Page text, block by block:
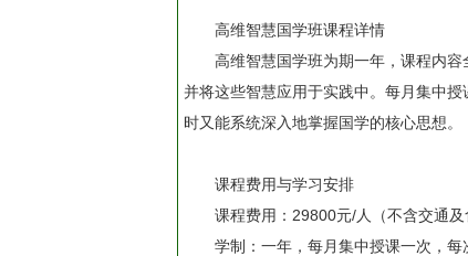
高维智慧国学班课程详情
高维智慧国学班为期一年，课程内
并将这些智慧应用于实践中。每月集中
时又能系统深入地掌握国学的核心思想。
课程费用与学习安排
课程费用：29800元/人（不含交通及
学制：一年，每月集中授课一次，每